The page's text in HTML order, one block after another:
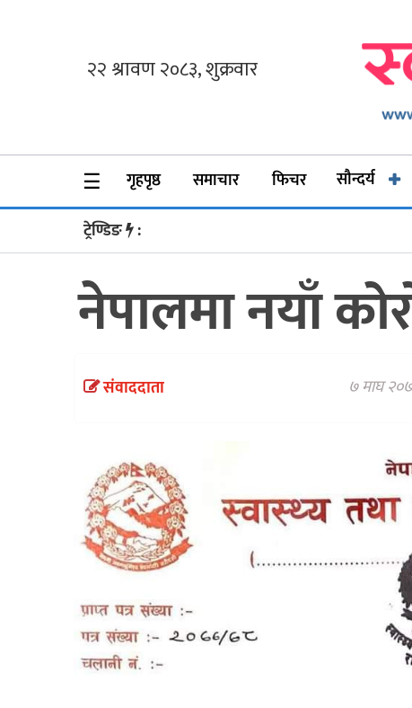
सौन्दर्य
अन्तर्वार्ता
☰ गृहपृष्ठ समाचार फिचर सौन्दर्य
ट्रेण्डिङ :
नेपालमा नयाँ
संवाददाता ७ माघ